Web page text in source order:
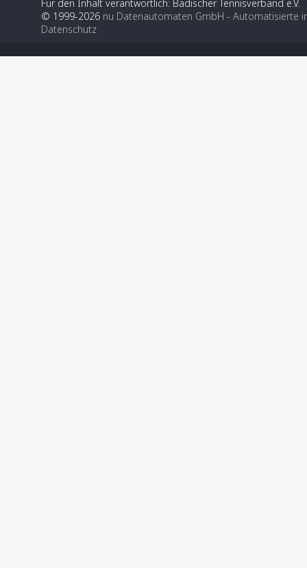
Für den Inhalt verantwortlich: Badischer Tennisverband e.V.
© 1999-2026 nu Datenautomaten GmbH - Automatisierte
Datenschutz